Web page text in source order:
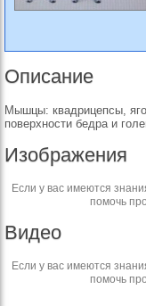
Описание
Мышцы: квадрицепсы,
поверхности бедра и
Изображения
Если у вас имеются
помочь
Видео
Если у вас имеются
помочь